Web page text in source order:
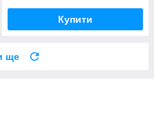
Купити
ще